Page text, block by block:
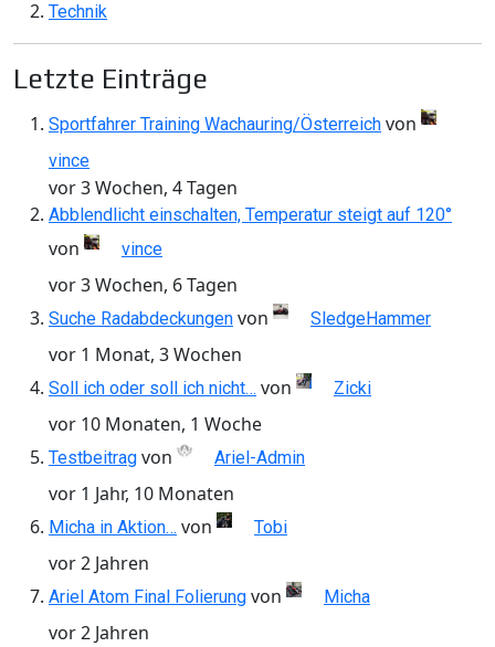
Technik
Letzte Einträge
Sportfahrer Training Wachauring/Österreich von
vince
vor 3 Wochen, 4 Tagen
Abblendlicht einschalten, Temperatur steigt auf 120°
von vince
vor 3 Wochen, 6 Tagen
Suche Radabdeckungen von SledgeHammer
vor 1 Monat, 3 Wochen
Soll ich oder soll ich nicht… von Zicki
vor 10 Monaten, 1 Woche
Testbeitrag von Ariel-Admin
vor 1 Jahr, 10 Monaten
Micha in Aktion… von Tobi
vor 2 Jahren
Ariel Atom Final Folierung von Micha
vor 2 Jahren